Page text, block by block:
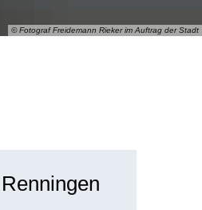
© Fotograf Freidemann Rieker im Auftrag der Stadt